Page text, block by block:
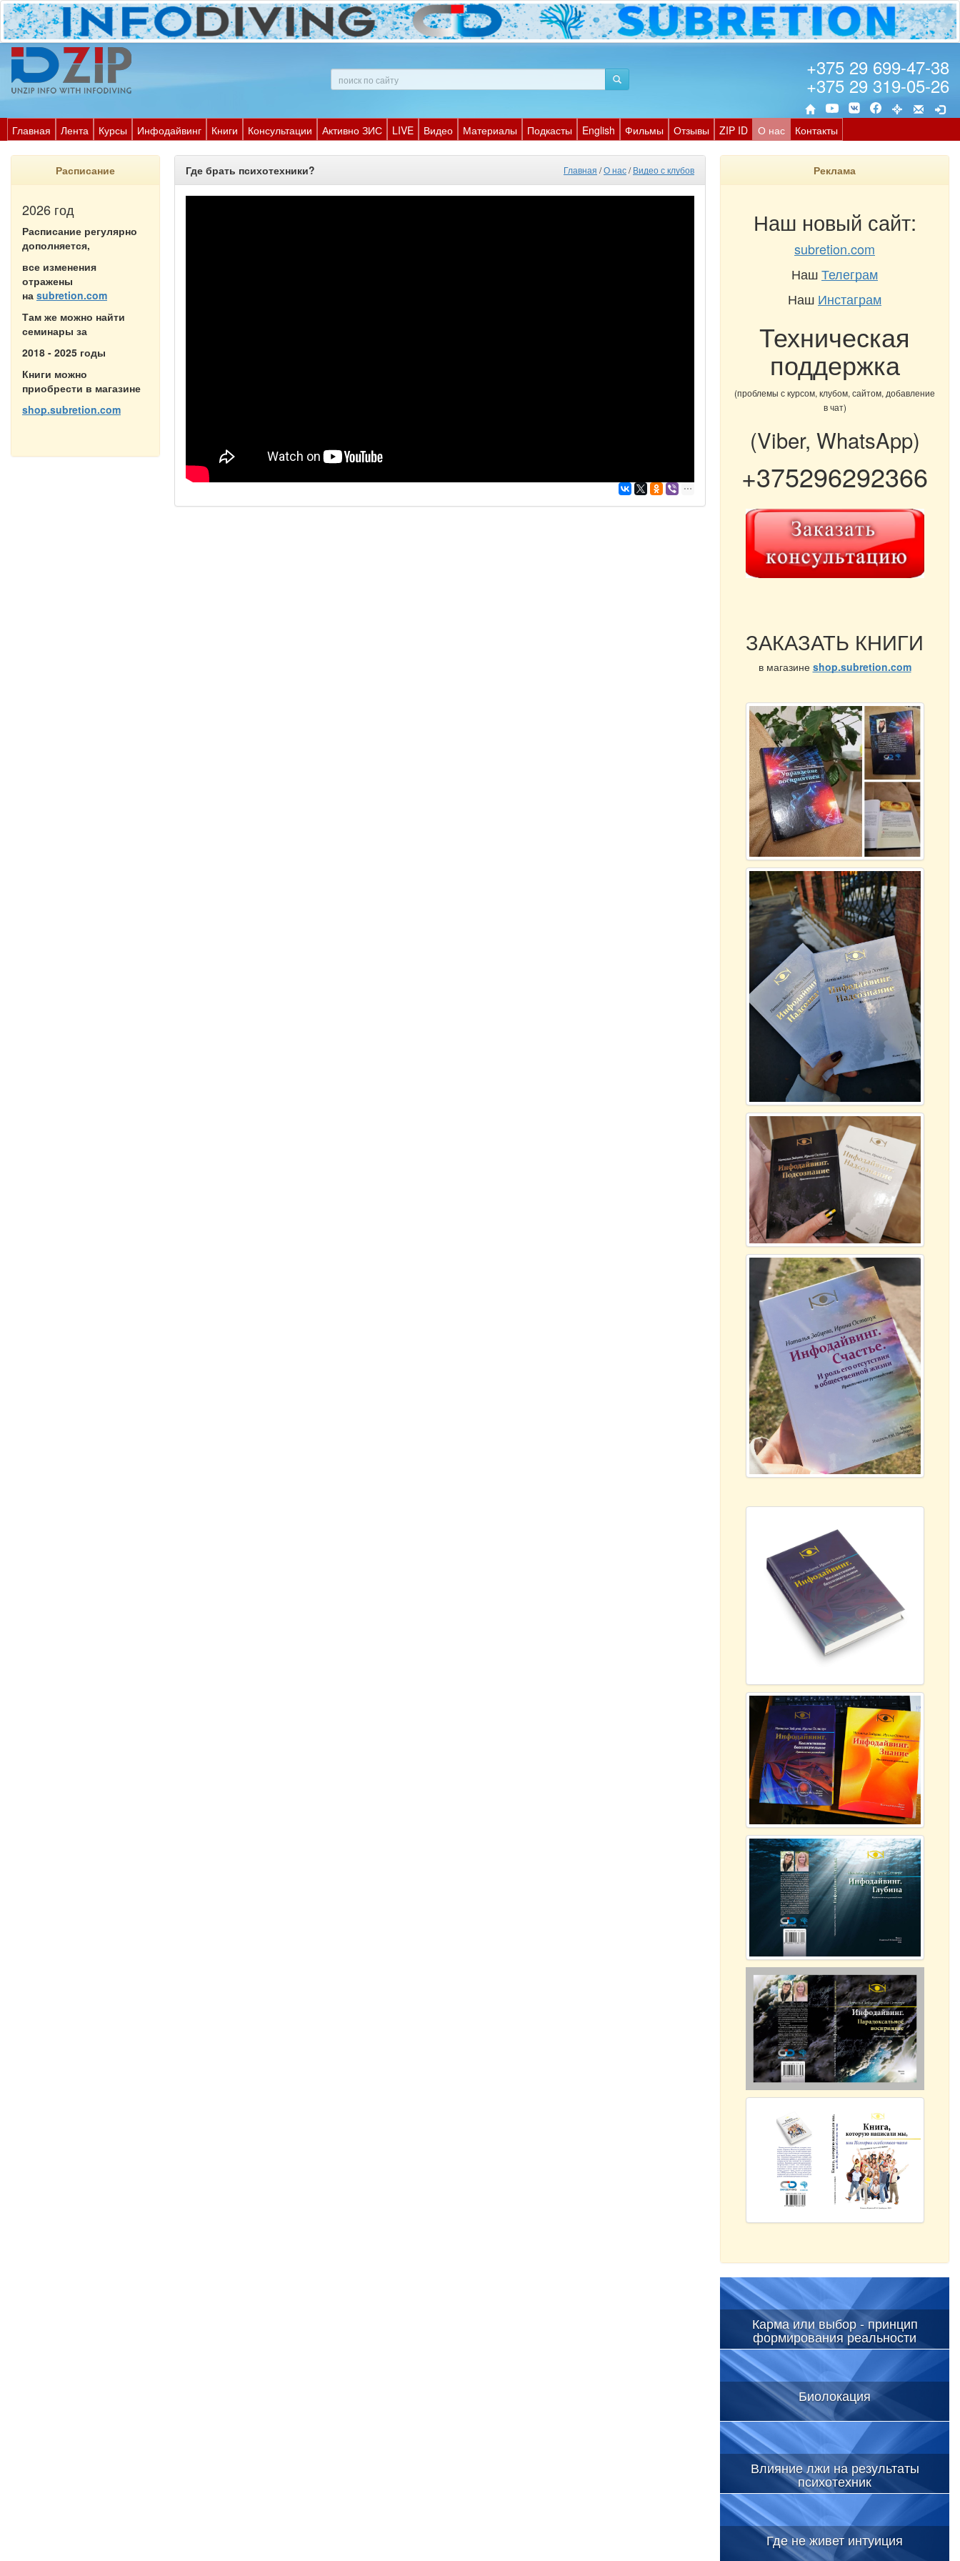
+375 29 699-47-38
+375 29 319-05-26
Главная Лента Курсы Инфодайвинг Книги Консультации Активно ЗИС LIVE Видео Материалы Подкасты English Фильмы Отзывы ZIP ID О нас Контакты
Расписание
2026 год
Расписание регулярно
дополняется,
все изменения
отражены
на subretion.com
Там же можно найти
семинары за
2018 - 2025 годы
Книги можно
приобрести в магазине
shop.subretion.com
Где брать психотехники? Главная /О нас/Видео с клубов Реклама
Наш новый сайт:
subretion.com
НашТелеграм
Наш Инстаграм
Техническая
поддержка
(проблемы с курсом, клубом, сайтом, добавление
в чат)
(Viber, WhatsApp)
+375296292366
ЗАКАЗАТЬ КНИГИ
в магазине shop.subretion.com
Карма или выбор - принцип
формирования реальности
Биолокация
Влияние лжи на результаты
психотехник
Где не живет интуиция